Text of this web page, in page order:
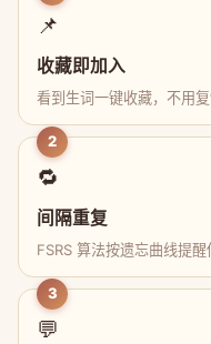
📌
收藏即加入
看到生词一键收藏，不用
2
🔁
间隔重复
FSRS 算法按遗忘曲线提
3
💬